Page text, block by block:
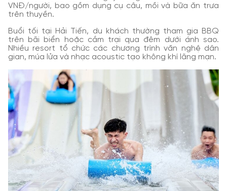
VNĐ/người, bao gồm dụng cụ câu, mồi và bữa ăn trưa
trên thuyền.
Buổi tối tại Hải Tiến, du khách thường tham gia BBQ
trên bãi biển hoặc cắm trại qua đêm dưới ánh sao.
Nhiều resort tổ chức các chương trình văn nghệ dân
gian, múa lửa và nhạc acoustic tạo không khí lãng mạn.